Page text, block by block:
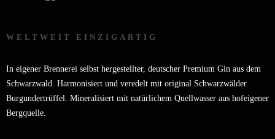
WELTWEIT EINZIGARTIG
In eigener Brennerei selbst hergestellter, deutscher Premium Gin aus dem
Schwarzwald. Harmonisiert und veredelt mit original Schwarzwälder
Burgundertrüffel. Mineralisiert mit natürlichem Quellwasser aus hofeigener
Bergquelle.